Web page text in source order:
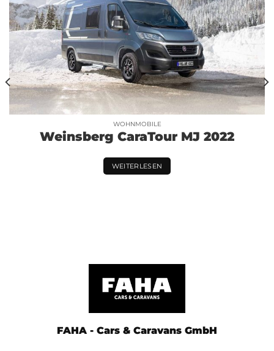
WOHNMOBILE
Weinsberg CaraTour MJ 2022
WEITERLESEN
FAHA - Cars & Caravans GmbH